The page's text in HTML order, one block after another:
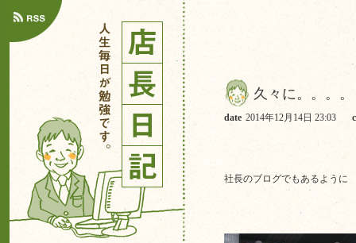
久々に。。。。
date 2014年12月14日 23:03
社長のブログでもあるよう